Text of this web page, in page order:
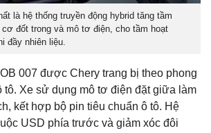
là hệ thống truyền động hybrid tăng tầm
cơ đốt trong và mô tơ điện, cho tầm hoạt
đầy nhiên liệu.
007 được Chery trang bị theo phong
tô. Xe sử dụng mô tơ điện đặt giữa làm
kết hợp bộ pin tiêu chuẩn ô tô. Hệ
USD phía trước và giảm xóc đôi